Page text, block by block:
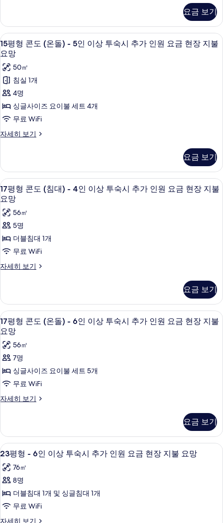
보
기
현
장
지
불
요
망
사
진
모
기
현
지
불
요
망
자
세
히
보
기
이
상
투
숙
시
추
가
인
원
요
장
지
불
요
망
사
진
모
기
도
(침
대)
-
3
인
이
상
투
숙
추
가
인
금
장
지
불
요
망
자
세
히
보
기
요금 보기
15
평
형
콘
도
(온
돌)
5
이
상
투
숙
시
추
가
인
원
현
장
지
불
요
망
사
진
보
기
15평형 콘도 (온돌) - 5인 이상 투숙시
6
15평형 콘도 (온돌) - 5인 이상 투숙시 추가 인원 요금 현장 지불
요망
50㎡
침실 1개
4명
싱글사이즈 요이불 세트 4개
무료 WiFi
자세히 보기
15
도
(온
돌)
-
5
인
이
투
숙
추
요
금
현
장
지
불
요
망
자
세
보
요금 보기
17
평
형
콘
도
(침
-
인
이
상
투
숙
시
추
가
인
금
현
장
지
불
요
망
17평형 콘도 (침대) - 4인 이상 투숙시
6
17평형 콘도 (침대) - 4인 이상 투숙시 추가 인원 요금 현장 지불
요망
56㎡
5명
더블침대 1개
무료 WiFi
자세히 보기
17
도
(침
대)
-
4
인
이
투
숙
추
요
금
현
장
지
불
요
망
자
세
요금 보기
17
평
형
콘
도
(온
-
인
이
상
투
숙
시
추
가
17평형 콘도 (온돌) - 6인 이상 투숙시
6
17평형 콘도 (온돌) - 6인 이상 투숙시 추가 인원 요금 현장 지불
요망
56㎡
7명
싱글사이즈 요이불 세트 5개
무료 WiFi
자세히 보기
17
도
(온
돌)
6
인
상
투
요금 보기
23
평
형
-
6
인
23평형 - 6인 이상 투숙시 추가 인원
6
23평형 - 6인 이상 투숙시 추가 인원 요금 현장 지불 요망
76㎡
8명
더블침대 1개 및 싱글침대 1개
무료 WiFi
자세히 보기
23